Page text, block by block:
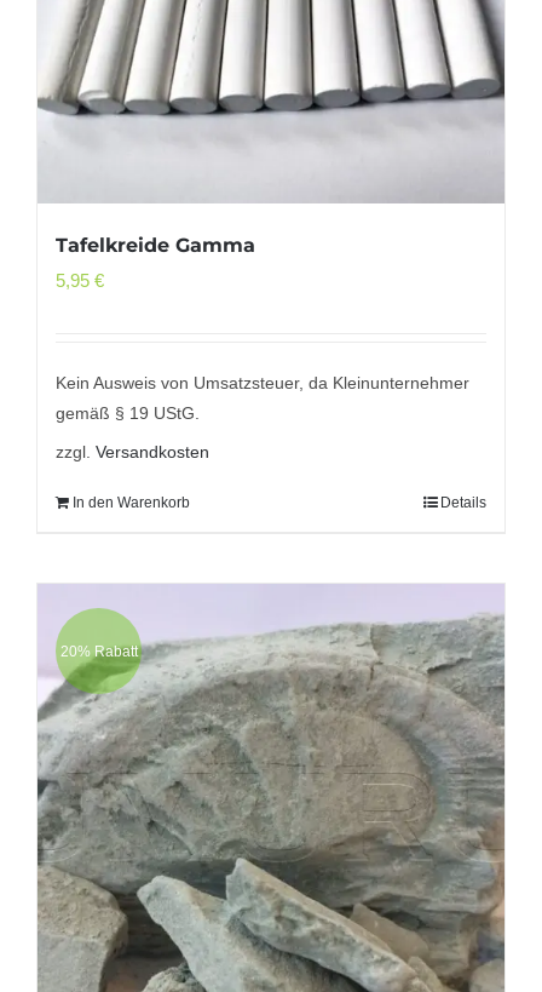
Tafelkreide Gamma
5,95 €
Kein Ausweis von Umsatzsteuer, da Kleinunternehmer
gemäß § 19 UStG.
zzgl. Versandkosten
In den Warenkorb Details
20% Rabatt